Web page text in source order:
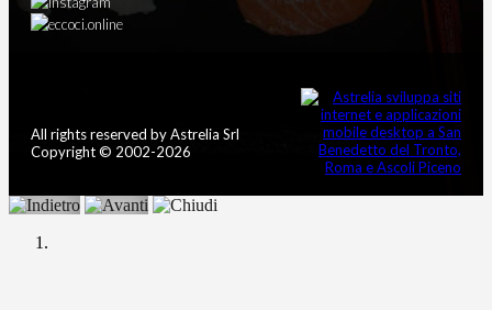
All rights reserved by Astrelia Srl
Copyright © 2002-2026